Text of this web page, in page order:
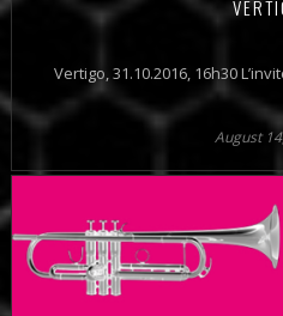
Vertigo, 31.10.2016, 16h30
August